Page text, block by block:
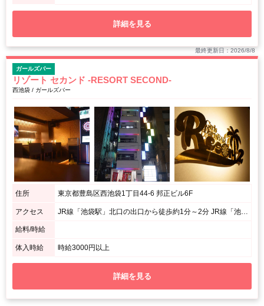
詳細を見る
最終更新日：2026/8/8
ガールズバー
リゾート セカンド -RESORT SECOND-
西池袋 / ガールズバー
住所 東京都豊島区西池袋1丁目44-6 邦正ビル6F
アクセス
給料/時給
体入時給 時給3000円以上
詳細を見る